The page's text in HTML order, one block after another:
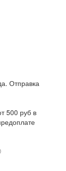
Отправка
500 руб в